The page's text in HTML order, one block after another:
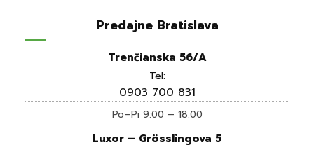
Predajne Bratislava
Trenčianska 56/A
Tel:
0903 700 831
Po–Pi 9:00 – 18:00
Luxor – Grösslingova 5